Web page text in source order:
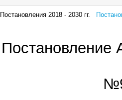
Постановления 2018 - 2030 гг.
Постановление